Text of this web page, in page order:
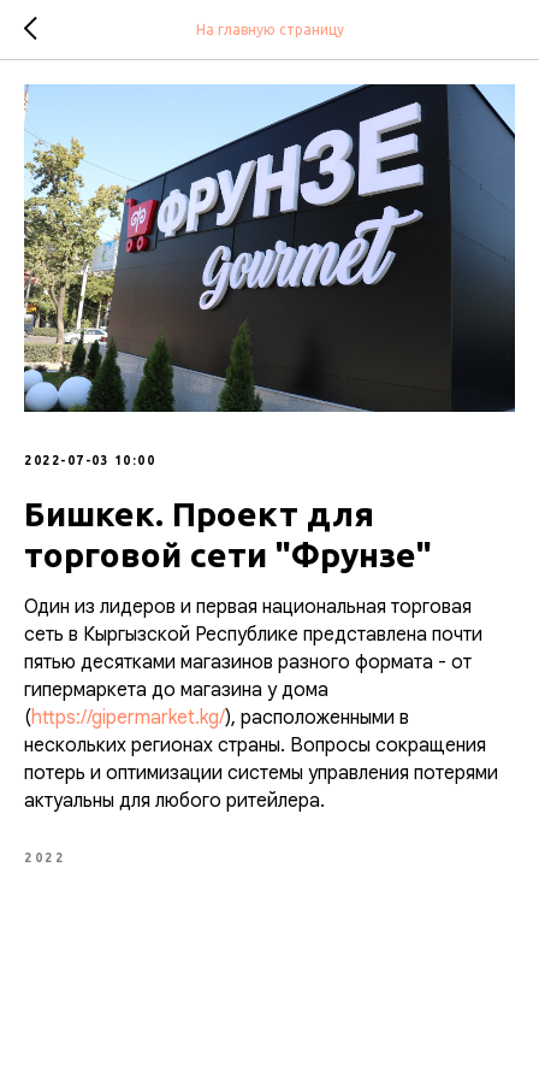
На главную страницу
2022-07-03 10:00
Бишкек. Проект для
торговой сети "Фрунзе"
Один из лидеров и первая национальная торговая
сеть в Кыргызской Республике представлена почти
пятью десятками магазинов разного формата - от
гипермаркета до магазина у дома
(https://gipermarket.kg/), расположенными в
нескольких регионах страны. Вопросы сокращения
потерь и оптимизации системы управления потерями
актуальны для любого ритейлера.
2022